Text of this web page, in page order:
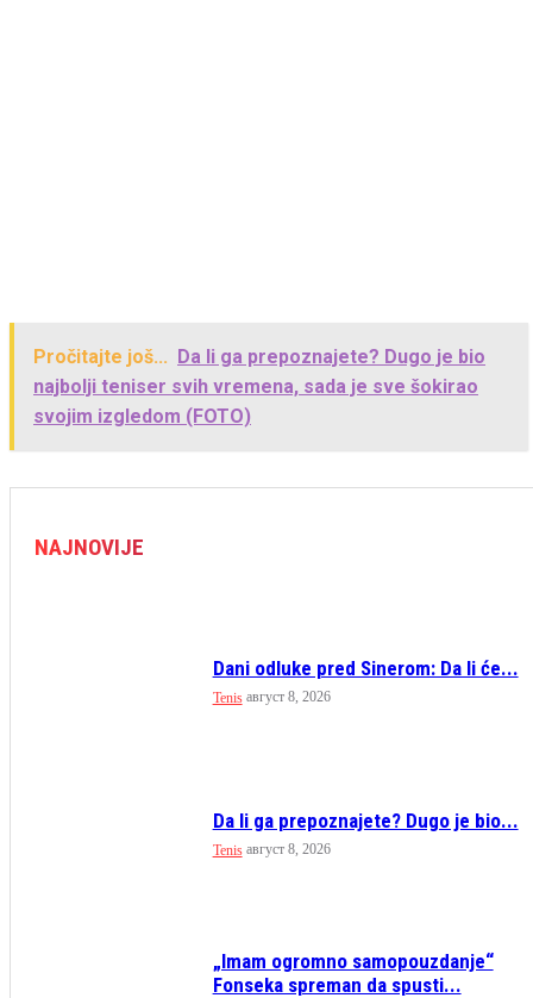
Pročitajte još... Da li ga prepoznajete? Dugo je bio
najbolji teniser svih vremena, sada je sve šokirao
svojim izgledom (FOTO)
NAJNOVIJE
Dani odluke pred Sinerom: Da li će...
Tenis август 8, 2026
Da li ga prepoznajete? Dugo je bio...
Tenis август 8, 2026
„Imam ogromno samopouzdanje“
Fonseka spreman da spusti...